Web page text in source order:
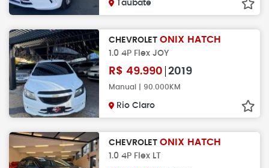
Taubate
CHEVROLET ONIX HATCH
1.0 4P Flex JOY
R$ 49.990 2019
Manual | 90.000KM
Rio Claro
CHEVROLET ONIX HATCH
1.0 4P Flex LT